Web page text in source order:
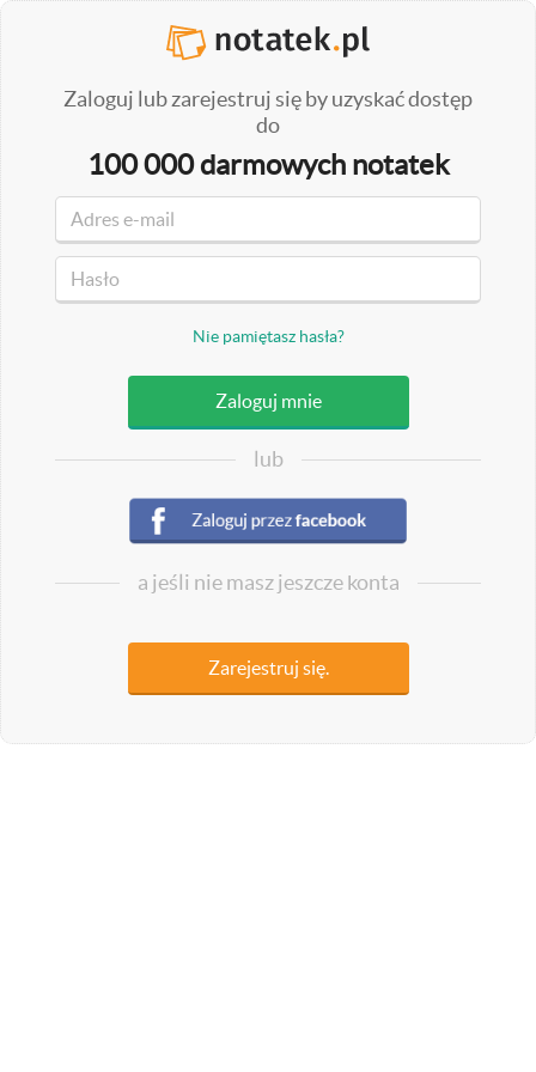
Zaloguj lub zarejestruj się by uzyskać dostęp
do
100 000 darmowych notatek
Nie pamiętasz hasła?
lub
a jeśli nie masz jeszcze konta
Zarejestruj się.